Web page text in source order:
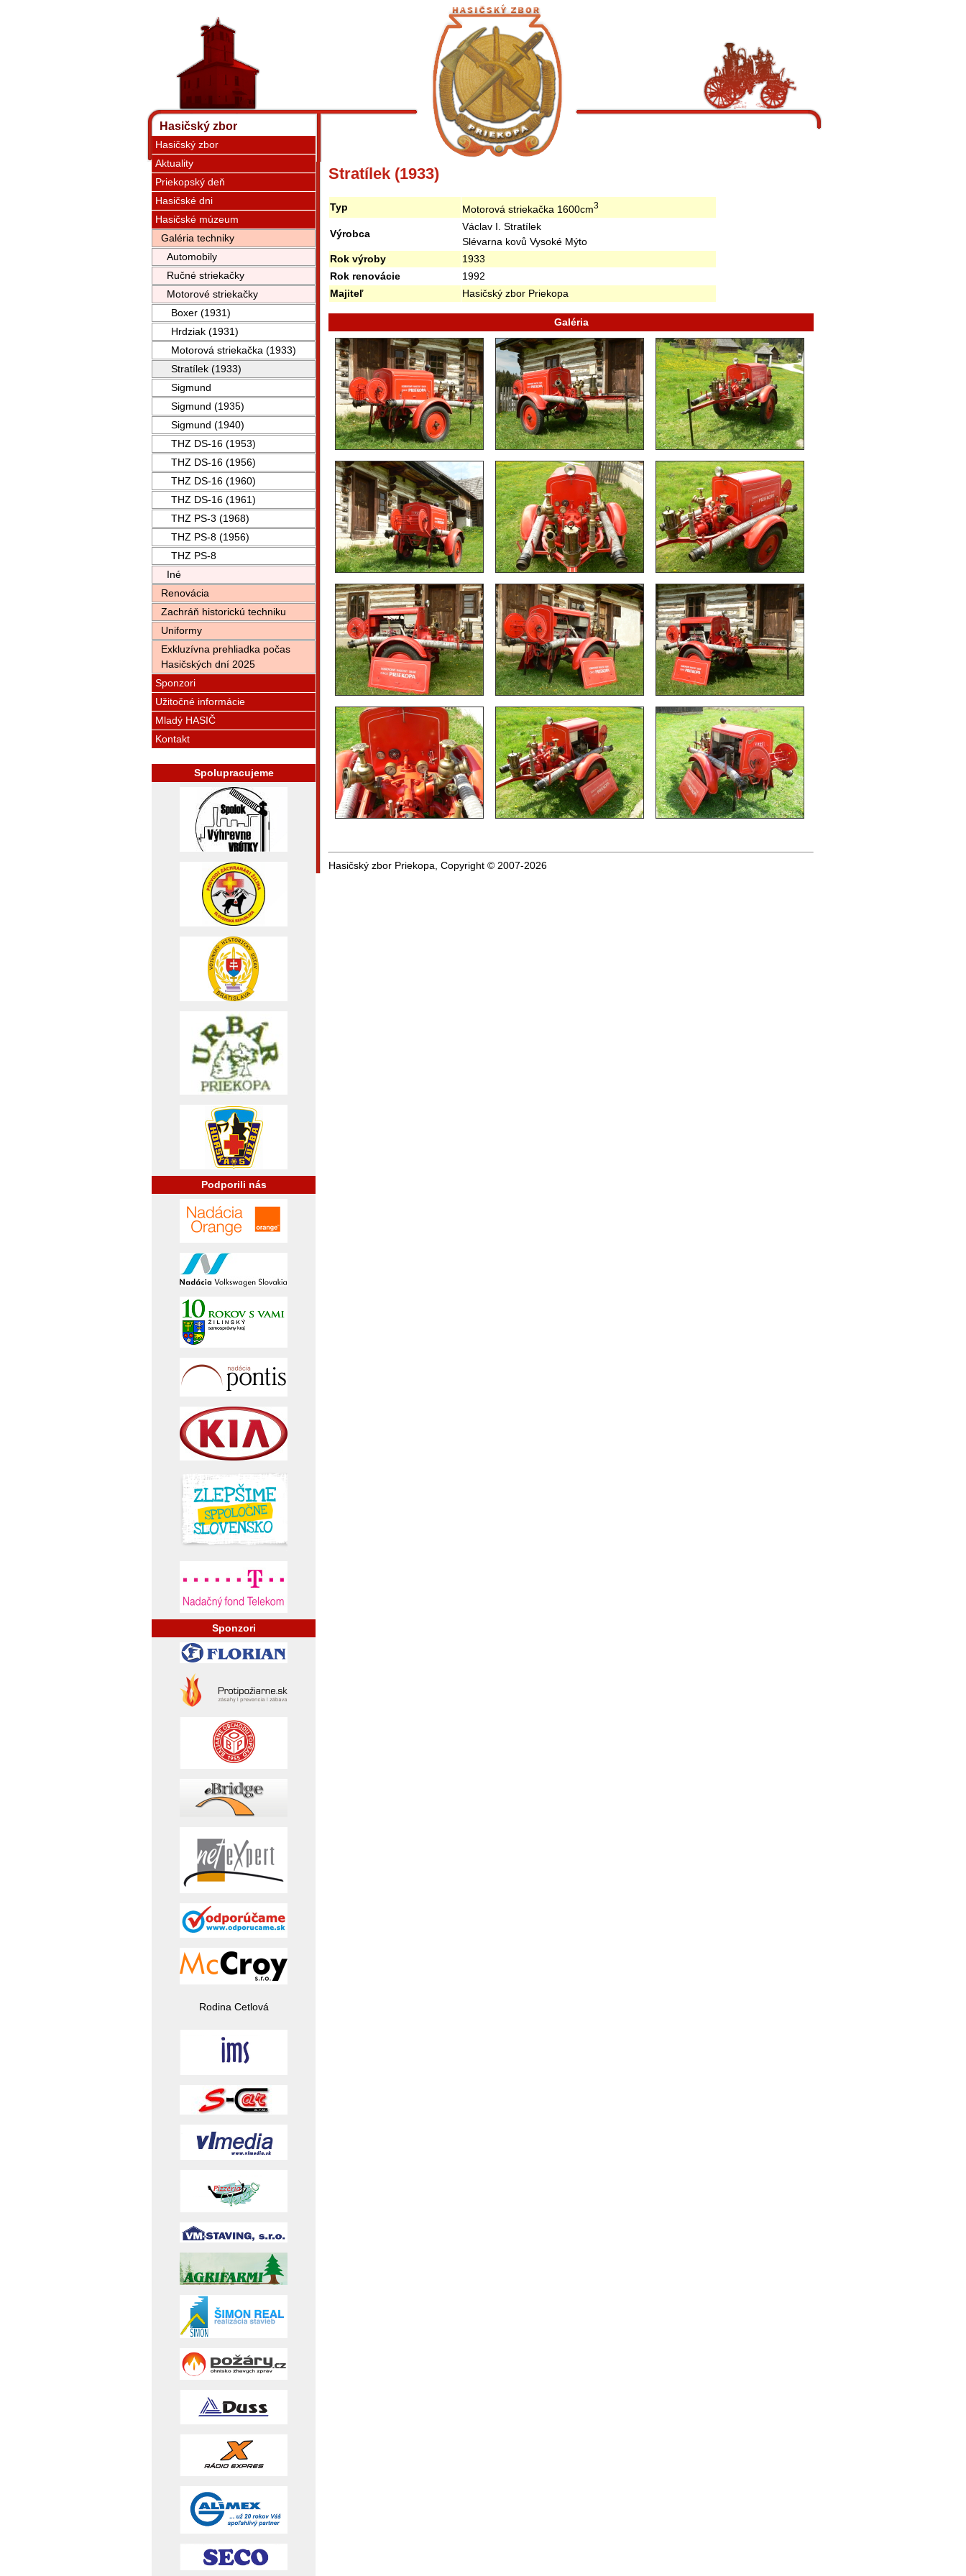
Hasičský zbor
Hasičský zbor
Aktuality
Priekopský deň
Hasičské dni
Hasičské múzeum
Galéria techniky
Automobily
Ručné striekačky
Motorové striekačky
Boxer (1931)
Hrdziak (1931)
Motorová striekačka (1933)
Stratílek (1933)
Sigmund
Sigmund (1935)
Sigmund (1940)
THZ DS-16 (1953)
THZ DS-16 (1956)
THZ DS-16 (1960)
THZ DS-16 (1961)
THZ PS-3 (1968)
THZ PS-8 (1956)
THZ PS-8
Iné
Renovácia
Zachráň historickú techniku
Uniformy
Exkluzívna prehliadka počas
Hasičských dní 2025
Sponzori
Užitočné informácie
Mladý HASIČ
Kontakt
Spolupracujeme
Podporili nás
Sponzori
Rodina Cetlová
Stratílek (1933)
Typ Motorová striekačka 1600cm3
Výrobca
Václav I. Stratílek
Slévarna kovů Vysoké Mýto
Rok výroby
1933
Rok renovácie
1992
Majiteľ
Hasičský zbor Priekopa
Galéria
Hasičský zbor Priekopa, Copyright © 2007-2026